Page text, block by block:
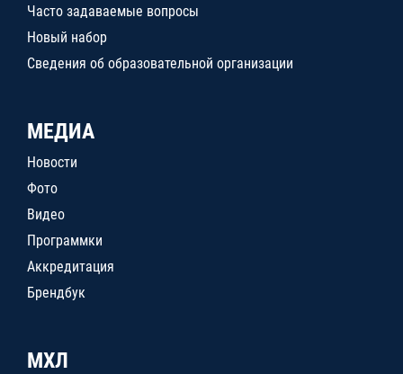
Часто задаваемые вопросы
Новый набор
Сведения об образовательной организации
МЕДИА
Новости
Фото
Видео
Программки
Аккредитация
Брендбук
МХЛ